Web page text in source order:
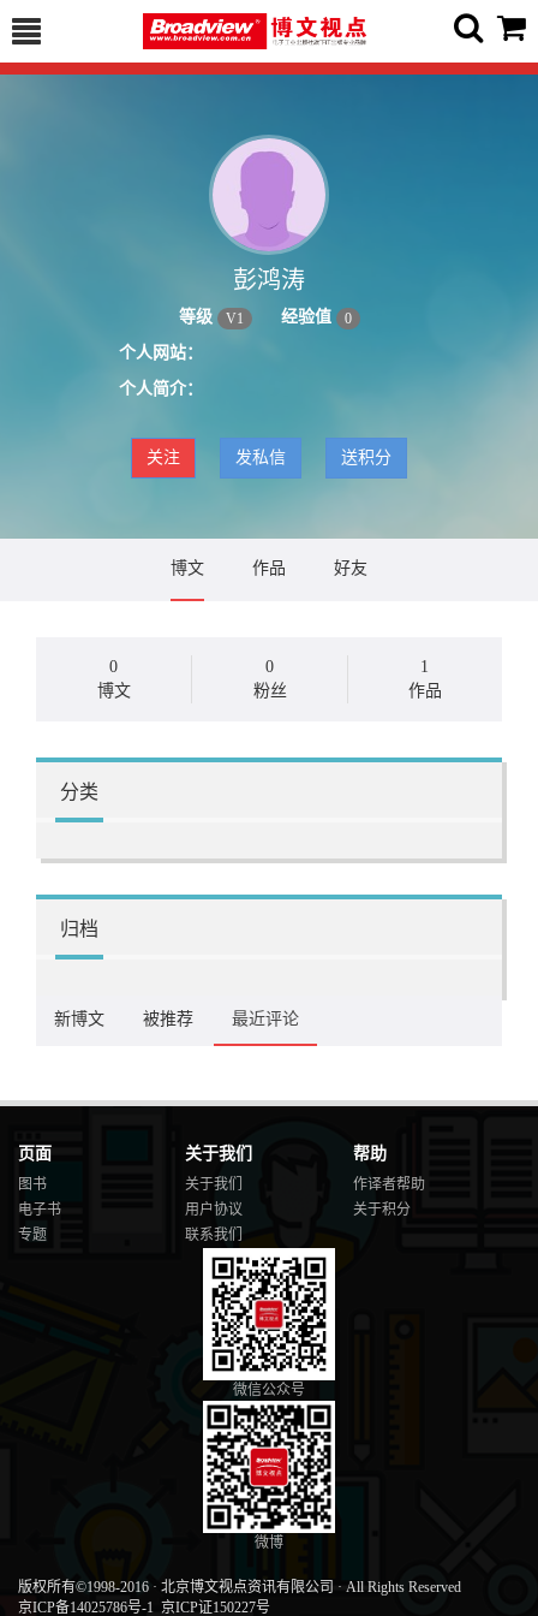
彭鸿涛
等级 V1 经验值 0
个人网站：
个人简介：
关注 发私信 送积分
博文 作品 好友
0
博文
0
粉丝
1
作品
分类
归档
新博文 被推荐 最近评论
页面
图书
电子书
专题
关于我们
关于我们
用户协议
联系我们
帮助
作译者帮助
关于积分
微信公众号
微博
版权所有©1998-2016 · 北京博文视点资讯有限公司 · All Rights Reserved
京ICP备14025786号-1 京ICP证150227号